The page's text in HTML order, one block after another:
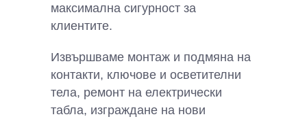
максимална сигурност за
клиентите.
Извършваме монтаж и подмяна на
контакти, ключове и осветителни
тела, ремонт на електрически
табла, изграждане на нови